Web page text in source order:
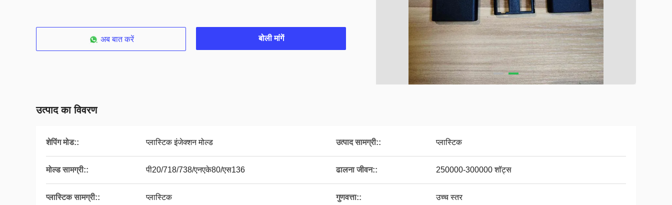
अब बात करें बोली मांगें
उत्पाद का विवरण
शेपिंग मोड:: प्लास्टिक इंजेक्शन मोल्ड उत्पाद सामग्री:: प्लास्टिक
मोल्ड सामग्री:: पी20/718/738/एनएके80/एस136 ढालना जीवन:: 250000-300000 शॉट्स
प्लास्टिक सामग्री:: प्लास्टिक गुणवत्ता:: उच्च स्तर